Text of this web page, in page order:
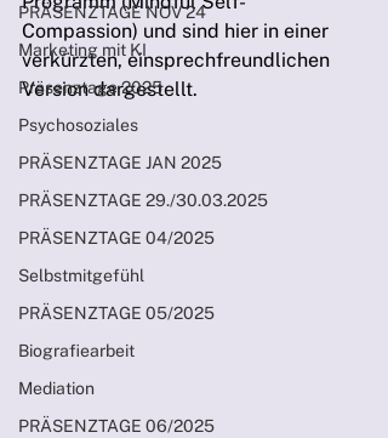
PRÄSENZTAGE NOV 24
Marketing mit KI
Präsenztage 2025
Psychosoziales
PRÄSENZTAGE JAN 2025
PRÄSENZTAGE 29./30.03.2025
PRÄSENZTAGE 04/2025
Selbstmitgefühl
PRÄSENZTAGE 05/2025
Biografiearbeit
Mediation
PRÄSENZTAGE 06/2025
Compassion) und sind hier in einer
verkürzten, einsprechfreundlichen
Version dargestellt.